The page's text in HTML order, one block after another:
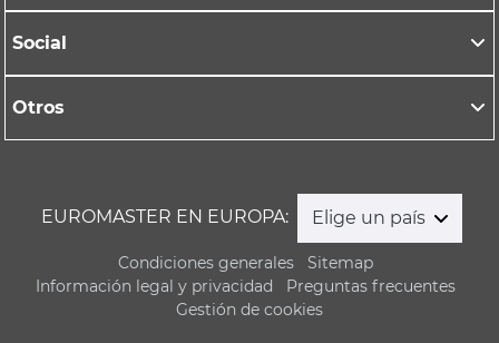
Social
Otros
EUROMASTER EN EUROPA: Elige un país
Condiciones generales
Sitemap
Información legal y privacidad
Preguntas frecuentes
Gestión de cookies